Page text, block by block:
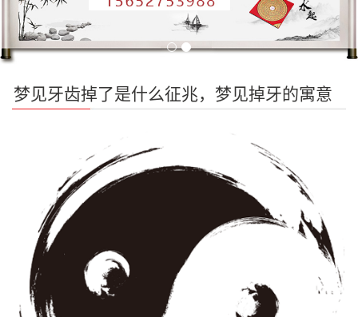
梦见牙齿掉了是什么征兆，梦见掉牙的寓意